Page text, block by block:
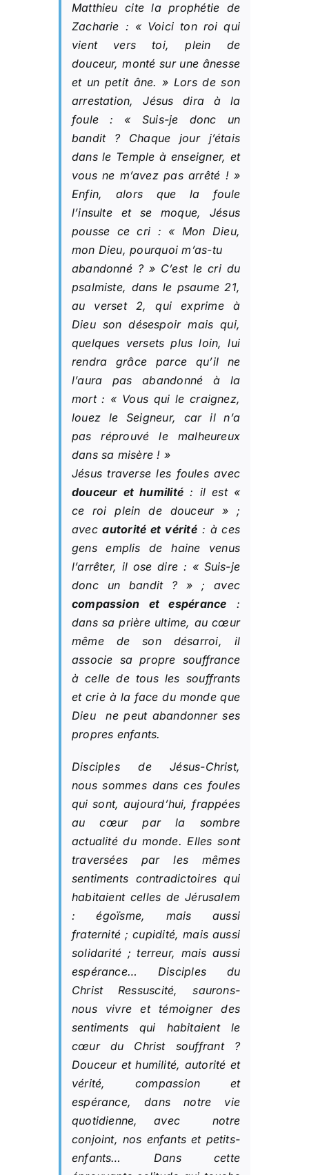
Matthieu cite la prophétie de
Zacharie : « Voici ton roi qui
vient vers toi, plein de
douceur, monté sur une ânesse
et un petit âne. » Lors de son
arrestation, Jésus dira à la
foule : « Suis-je donc un
bandit ? Chaque jour j’étais
dans le Temple à enseigner, et
vous ne m’avez pas arrêté !»
Enfin, alors que la foule
l’insulte et se moque, Jésus
pousse ce cri : « Mon Dieu,
mon Dieu, pourquoi m’as-tu
abandonné ? » C’est le cri du
psalmiste, dans le psaume 21,
au verset 2, qui exprime à
Dieu son désespoir mais qui,
quelques versets plus loin, lui
rendra grâce parce qu’il ne
l’aura pas abandonné à la
mort : « Vous qui le craignez,
louez le Seigneur, car il n’a
pas réprouvé le malheureux
dans sa misère ! »
Jésus traverse les foules avec
douceur et humilité : il est «
ce roi plein de douceur » ;
avecautorité et vérité: à ces
gens emplis de haine venus
l’arrêter, il ose dire : « Suis-je
donc un bandit ? » ; avec
compassion et espérance :
dans sa prière ultime, au cœur
même de son désarroi, il
associe sa propre souffrance
à celle de tous les souffrants
et crie à la face du monde que
Dieu ne peut abandonner ses
propres enfants.
Disciples de Jésus-Christ,
nous sommes dans ces foules
qui sont, aujourd’hui, frappées
au cœur par la sombre
actualité du monde. Elles sont
traversées par les mêmes
sentiments contradictoires qui
habitaient celles de Jérusalem
: égoïsme, mais aussi
fraternité ; cupidité, mais aussi
solidarité ; terreur, mais aussi
espérance… Disciples du
Christ Ressuscité, saurons-
nous vivre et témoigner des
sentiments qui habitaient le
cœur du Christ souffrant ?
Douceur et humilité, autorité et
vérité, compassion et
espérance, dans notre vie
quotidienne, avec notre
conjoint, nos enfants et petits-
enfants… Dans cette